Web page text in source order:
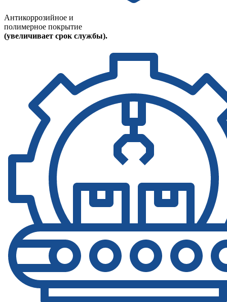
Антикоррозийное и
полимерное покрытие
(увеличивает срок службы).